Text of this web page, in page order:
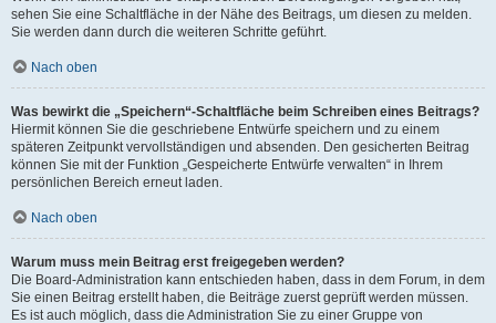
sehen Sie eine Schaltfläche in der Nähe des Beitrags, um diesen zu melden.
Sie werden dann durch die weiteren Schritte geführt.
Nach oben
Was bewirkt die „Speichern“-Schaltfläche beim Schreiben eines Beitrags?
Hiermit können Sie die geschriebene Entwürfe speichern und zu einem
späteren Zeitpunkt vervollständigen und absenden. Den gesicherten Beitrag
können Sie mit der Funktion „Gespeicherte Entwürfe verwalten“ in Ihrem
persönlichen Bereich erneut laden.
Nach oben
Warum muss mein Beitrag erst freigegeben werden?
Die Board-Administration kann entschieden haben, dass in dem Forum, in dem
Sie einen Beitrag erstellt haben, die Beiträge zuerst geprüft werden müssen.
Es ist auch möglich, dass die Administration Sie zu einer Gruppe von